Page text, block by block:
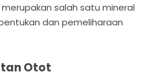
salah satu mineral
dan pemeliharaan
Otot